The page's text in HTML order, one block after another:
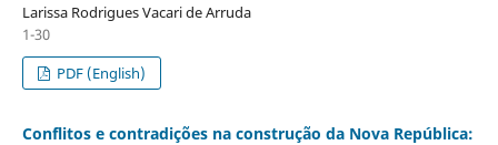
Larissa Rodrigues Vacari de Arruda
1-30
PDF (English)
Conflitos e contradições na construção da Nova República: